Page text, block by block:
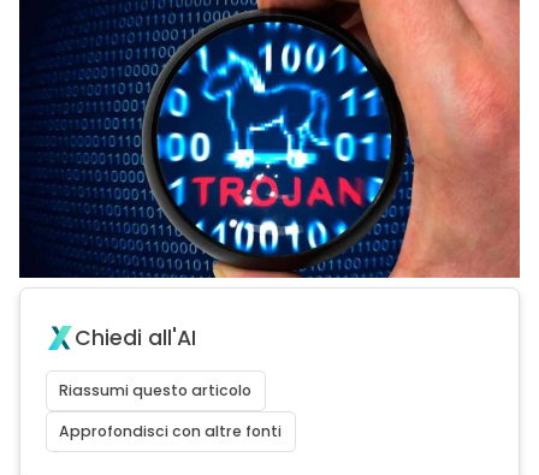
Chiedi all'AI
Riassumi questo articolo
Approfondisci con altre fonti